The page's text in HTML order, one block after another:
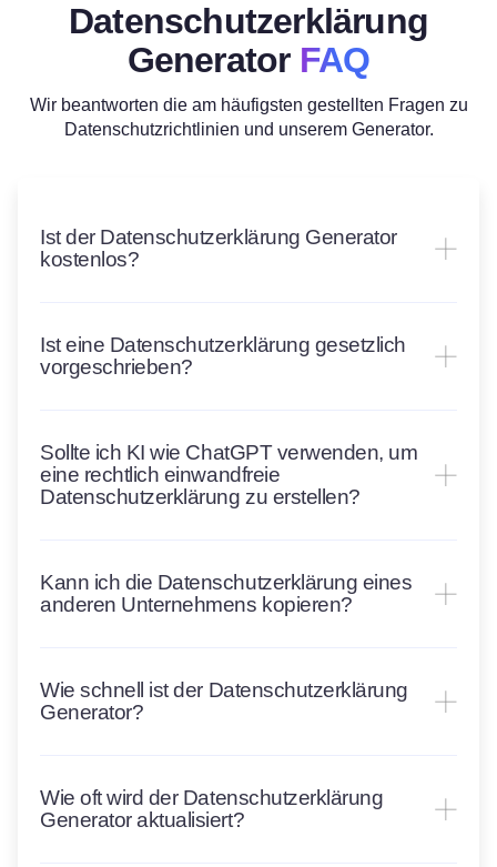
Datenschutzerklärung
Generator FAQ
Wir beantworten die am häufigsten gestellten Fragen zu
Datenschutzrichtlinien und unserem Generator.
Ist der Datenschutzerklärung Generator
kostenlos?
Ist eine Datenschutzerklärung gesetzlich
vorgeschrieben?
Sollte ich KI wie ChatGPT verwenden, um
eine rechtlich einwandfreie
Datenschutzerklärung zu erstellen?
Kann ich die Datenschutzerklärung eines
anderen Unternehmens kopieren?
Wie schnell ist der Datenschutzerklärung
Generator?
Wie oft wird der Datenschutzerklärung
Generator aktualisiert?